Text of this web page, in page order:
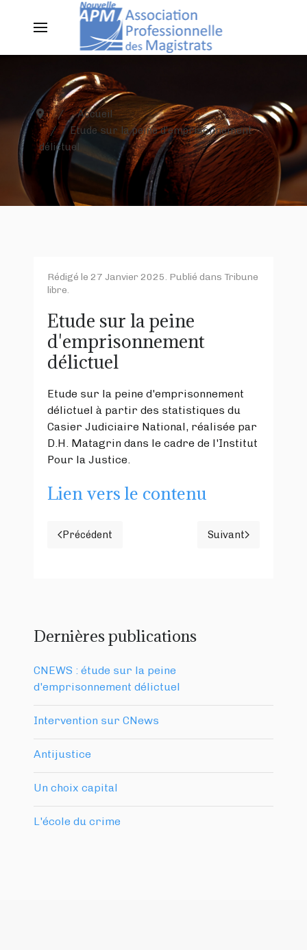
Accueil
Etude sur la peine d'emprisonnement
délictuel
Rédigé le 27 Janvier 2025. Publié dans Tribune
libre.
Etude sur la peine
d'emprisonnement
délictuel
Etude sur la peine d'emprisonnement
délictuel à partir des statistiques du
Casier Judiciaire National, réalisée par
D.H. Matagrin dans le cadre de l'Institut
Pour la Justice.
Lien vers le contenu
Article précédent : M. DARMANIN, UN
Précédent
Article suivant :
Suivant
Dernières publications
CNEWS : étude sur la peine
d'emprisonnement délictuel
Intervention sur CNews
Antijustice
Un choix capital
L'école du crime